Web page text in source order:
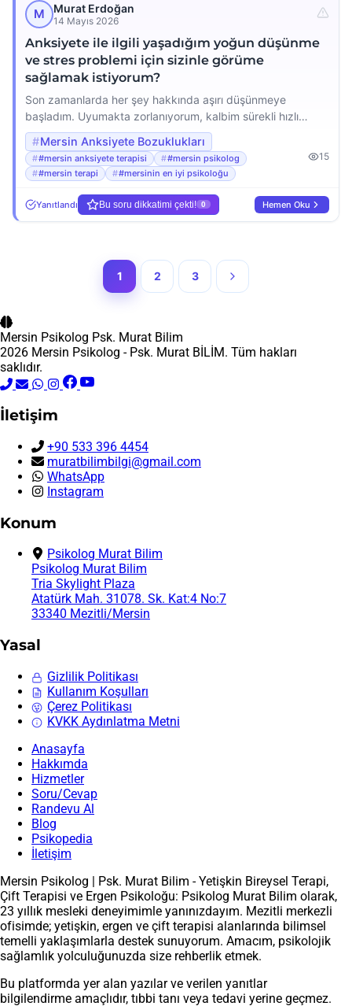
M Murat Erdoğan
14 Mayıs 2026
Anksiyete ile ilgili yaşadığım yoğun düşünme
ve stres problemi için sizinle görüme
sağlamak istiyorum?
Son zamanlarda her şey hakkında aşırı düşünmeye
başladım. Uyumakta zorlanıyorum, kalbim sürekli hızlı
atıyor ve en basit kararları bile vermekte güçlük çekiyorum.
İş yerinde odaklanamıyor, sürekli bir felaket senaryosu
kuruyorum. Bu yoğun düşünme ve stres beni çok yordu,
artık başa çıkamıyorum. Acaba bu bir anksiyete bozukluğu
mu ve bu durumdan kurtulmak için ne yapmalıyım?
Yardımınıza […]
Mersin Anksiyete Bozuklukları
#mersin anksiyete terapisi
#mersin psikolog
#mersin terapi
#mersinin en iyi psikoloğu
15
Yanıtlandı Bu soru dikkatimi çekti! 0 Hemen Oku
1 2 3
Mersin Psikolog Psk. Murat Bilim
2026 Mersin Psikolog - Psk. Murat BİLİM. Tüm hakları
saklıdır.
İletişim
+90 533 396 4454
muratbilimbilgi@gmail.com
WhatsApp
Instagram
Konum
Psikolog Murat Bilim
Psikolog Murat Bilim
Tria Skylight Plaza
Atatürk Mah. 31078. Sk. Kat:4 No:7
33340 Mezitli/Mersin
Yasal
Gizlilik Politikası
Kullanım Koşulları
Çerez Politikası
KVKK Aydınlatma Metni
Anasayfa
Hakkımda
Hizmetler
Soru/Cevap
Randevu Al
Blog
Psikopedia
İletişim
Mersin Psikolog | Psk. Murat Bilim - Yetişkin Bireysel Terapi,
Çift Terapisi ve Ergen Psikoloğu: Psikolog Murat Bilim olarak,
23 yıllık mesleki deneyimimle yanınızdayım. Mezitli merkezli
ofisimde; yetişkin, ergen ve çift terapisi alanlarında bilimsel
temelli yaklaşımlarla destek sunuyorum. Amacım, psikolojik
sağlamlık yolculuğunuzda size rehberlik etmek.
Bu platformda yer alan yazılar ve verilen yanıtlar
bilgilendirme amaçlıdır, tıbbi tanı veya tedavi yerine geçmez.